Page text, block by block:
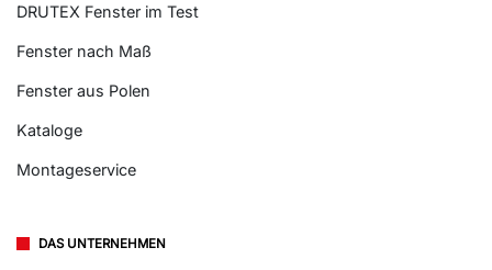
DRUTEX Fenster im Test
Fenster nach Maß
Fenster aus Polen
Kataloge
Montageservice
DAS UNTERNEHMEN